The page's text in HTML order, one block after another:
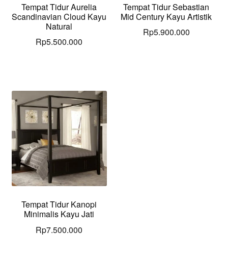
Tempat Tidur Aurelia
Scandinavian Cloud Kayu
Natural
Rp5.500.000
Tempat Tidur Sebastian
Mid Century Kayu Artistik
Rp5.900.000
Tempat Tidur Kanopi
Minimalis Kayu Jati
Rp7.500.000